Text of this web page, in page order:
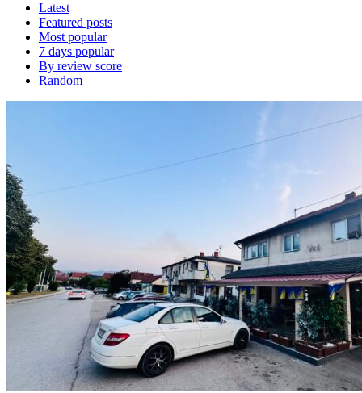
Latest
Featured posts
Most popular
7 days popular
By review score
Random